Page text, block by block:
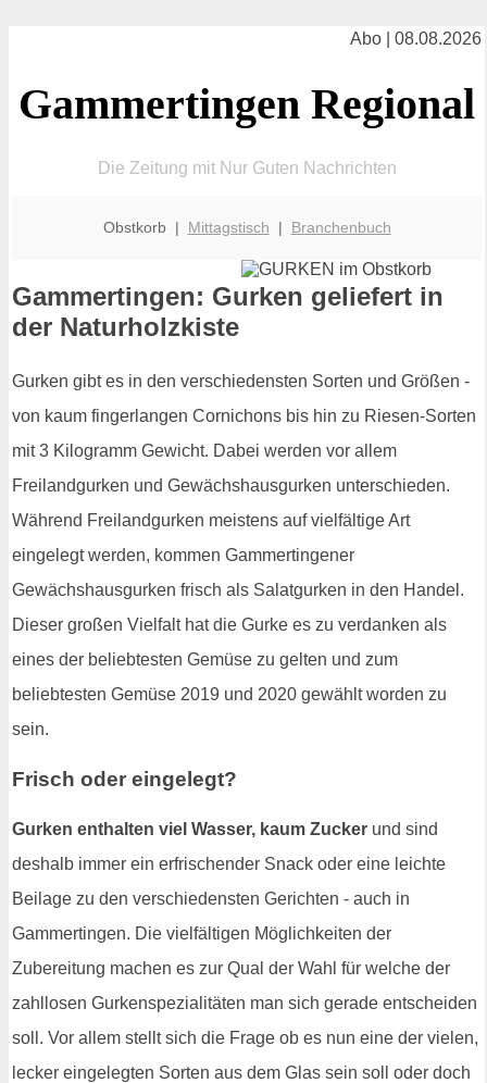
Abo | 08.08.2026
Gammertingen Regional
Die Zeitung mit Nur Guten Nachrichten
Obstkorb | Mittagstisch | Branchenbuch
Gammertingen: Gurken geliefert in
der Naturholzkiste
Gurken gibt es in den verschiedensten Sorten und Größen -
von kaum fingerlangen Cornichons bis hin zu Riesen-Sorten
mit 3 Kilogramm Gewicht. Dabei werden vor allem
Freilandgurken und Gewächshausgurken unterschieden.
Während Freilandgurken meistens auf vielfältige Art
eingelegt werden, kommen Gammertingener
Gewächshausgurken frisch als Salatgurken in den Handel.
Dieser großen Vielfalt hat die Gurke es zu verdanken als
eines der beliebtesten Gemüse zu gelten und zum
beliebtesten Gemüse 2019 und 2020 gewählt worden zu
sein.
Frisch oder eingelegt?
Gurken enthalten viel Wasser, kaum Zucker und sind
deshalb immer ein erfrischender Snack oder eine leichte
Beilage zu den verschiedensten Gerichten - auch in
Gammertingen. Die vielfältigen Möglichkeiten der
Zubereitung machen es zur Qual der Wahl für welche der
zahllosen Gurkenspezialitäten man sich gerade entscheiden
soll. Vor allem stellt sich die Frage ob es nun eine der vielen,
lecker eingelegten Sorten aus dem Glas sein soll oder doch